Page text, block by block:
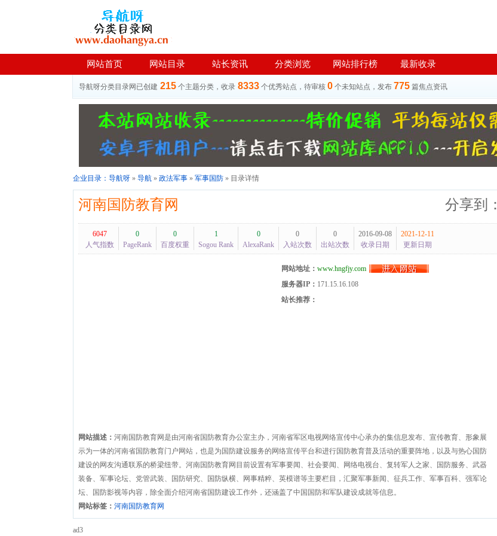
网站首页 网站目录 站长资讯 分类浏览 网站排行榜 最新收录
导航呀分类目录网已创建 215 个主题分类，收录 8333 个优秀站点，待审核 0 个未知站点，发布 775 篇焦点资讯
企业目录： 导航呀 » 导航 » 政法军事 » 军事国防 » 目录详情
分享到：
河南国防教育网
6047
人气指数
0
PageRank
0
百度权重
1
Sogou Rank
0
AlexaRank
0
入站次数
0
出站次数
2016-09-08
收录日期
2021-12-11
更新日期
网站地址： www.hngfjy.com
服务器IP： 171.15.16.108
站长推荐：
网站描述： 河南国防教育网是由河南省国防教育办公室主办，河南省军区电视网络宣传中心承办的集信息发布、宣传教育、形象展
示为一体的河南省国防教育门户网站，也是为国防建设服务的网络宣传平台和进行国防教育普及活动的重要阵地，以及与热心国防
建设的网友沟通联系的桥梁纽带。河南国防教育网目前设置有军事要闻、社会要闻、网络电视台、复转军人之家、国防服务、武器
装备、军事论坛、党管武装、国防研究、国防纵横、网事精粹、英模谱等主要栏目，汇聚军事新闻、征兵工作、军事百科、强军论
坛、国防影视等内容，除全面介绍河南省国防建设工作外，还涵盖了中国国防和军队建设成就等信息。
网站标签： 河南国防教育网
ad3